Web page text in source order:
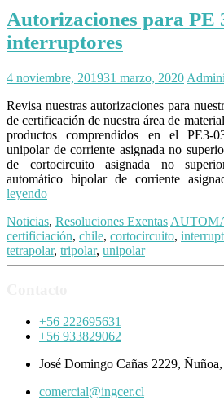
Autorizaciones para PE
interruptores
4 noviembre, 201931 marzo, 2020
Revisa nuestras autorizaciones para
de certificación de nuestra área de
productos comprendidos en el PE3-
unipolar de corriente asignada no
de cortocircuito asignada no
automático bipolar de corriente
leyendo
Noticias, Resoluciones Exentas
certificiación, chile, cortocircuito,
tetrapolar, tripolar, unipolar
+56 222695631
+56 933829062
José Domingo Cañas 2229,
comercial@ingcer.cl